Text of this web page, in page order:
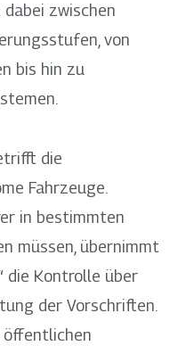
zwischen
von
bis hin zu
die
Fahrzeuge.
in bestimmten
müssen, übernimmt
die Kontrolle über
der Vorschriften.
öffentlichen